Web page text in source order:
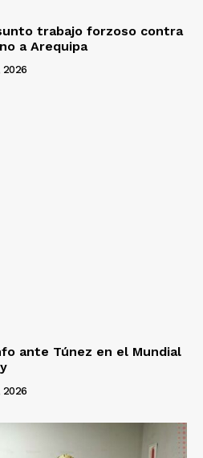
trabajo forzoso contra
a Arequipa
2026
ante Túnez en el Mundial
2026